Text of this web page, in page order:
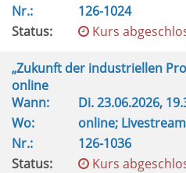
Nr.:
126-1024
Status:
Kurs
„Zukunft der industriellen
online
Wann:
Di.23.06.2026,
Wo:
online; Livestream
Nr.:
126-1036
Status:
Kurs